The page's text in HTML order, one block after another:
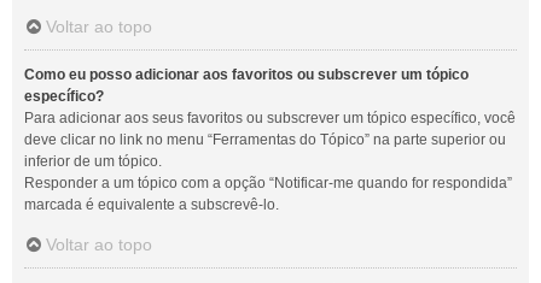
Voltar ao topo
Como eu posso adicionar aos favoritos ou subscrever um tópico
específico?
Para adicionar aos seus favoritos ou subscrever um tópico específico, você
deve clicar no link no menu “Ferramentas do Tópico” na parte superior ou
inferior de um tópico.
Responder a um tópico com a opção “Notificar-me quando for respondida”
marcada é equivalente a subscrevê-lo.
Voltar ao topo